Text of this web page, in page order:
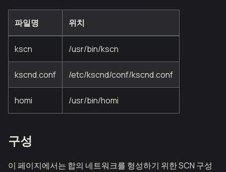
파일명 위치
kscn /usr/bin/kscn
kscnd.conf /etc/kscnd/conf/kscnd.conf
homi /usr/bin/homi
구성
이 페이지에서는 합의 네트워크를 형성하기 위한 SCN 구성